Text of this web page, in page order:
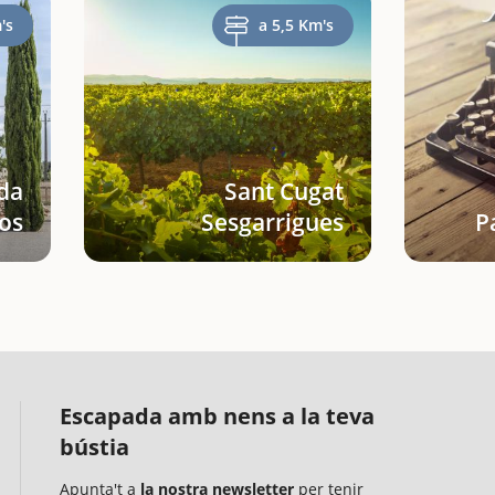
a 5,5 Km's
Sant Cugat
Sesgarrigues
Escapada amb nens a la teva
bústia
Apunta't a la nostra newsletter per tenir